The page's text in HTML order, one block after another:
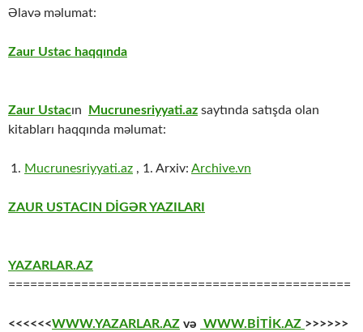
Əlavə məlumat:
Zaur Ustac haqqında
Zaur Ustacın Mucrunesriyyati.az saytında satışda olan
kitabları haqqında məlumat:
Mucrunesriyyati.az , 1. Arxiv: Archive.vn
ZAUR USTACIN DİGƏR YAZILARI
YAZARLAR.AZ
===============================================
<<<<<<WWW.YAZARLAR.AZ və WWW.BİTİK.AZ >>>>>>